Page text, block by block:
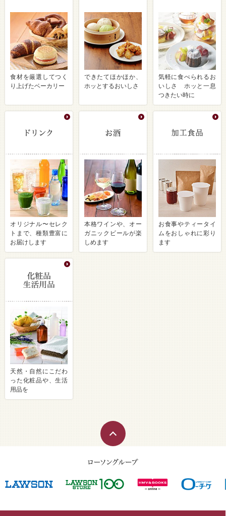
食材を厳選してつく
り上げたベーカリー
できたてほかほか、
ホッとするおいしさ
気軽に食べられるお
いしさ ホッと一息
つきたい時に
オリジナル〜セレク
トまで、種類豊富に
お届けします
本格ワインや、オー
ガニックビールが楽
しめます
お食事やティータイ
ムをおしゃれに彩り
ます
天然・自然にこだわ
った化粧品や、生活
用品を